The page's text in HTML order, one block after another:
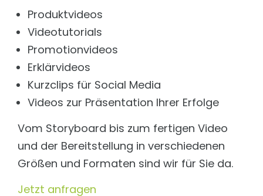
Integration
Security & DSGVO
KI ist nur dann wertvoll, wenn sie sicher ist.
Dreamteam LLM & RAG: So funktioniert der AI Bot
Preisübersicht
Soziale Organisationen
Content Management Support
TYPO3, FirstSpirit und Wordpress
Vereinfachtes, Browser-basiertes Tool
Sicherheit
Prüfung Ihrer Webseite
Hosting
Security & Penetration Testing
Prüfung Ihrer Webseite
Webseiten-Monitoring
Ionic App Entwicklung
Produktvideos
Videotutorials
Promotionvideos
Erklärvideos
Kurzclips für Social Media
Videos zur Präsentation Ihrer Erfolge
Vom Storyboard bis zum fertigen Video
und der Bereitstellung in verschiedenen
Größen und Formaten sind wir für Sie da.
Jetzt anfragen